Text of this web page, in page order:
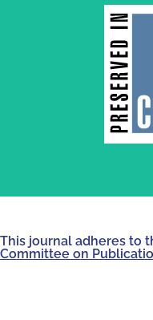
CLOCKSS is a dak
survival of web-
by and
This journal adheres to
Committee on